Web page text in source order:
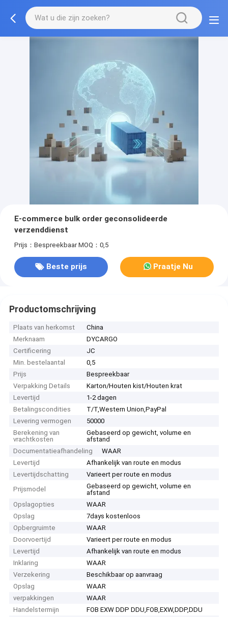
E-commerce bulk order geconsolideerde
verzenddienst
Prijs：Bespreekbaar MOQ：0,5
Beste prijs Praatje Nu
Productomschrijving
Plaats van herkomst
China
Merknaam
DYCARGO
Certificering
JC
Min. bestelaantal
0,5
Prijs
Bespreekbaar
Verpakking Details
Karton/Houten kist/Houten krat
Levertijd
1-2 dagen
Betalingscondities
T/T,Western Union,PayPal
Levering vermogen
50000
Berekening van
vrachtkosten
Gebaseerd op gewicht, volume en
afstand
Documentatieafhandeling
WAAR
Levertijd
Afhankelijk van route en modus
Levertijdschatting
Varieert per route en modus
Prijsmodel
Gebaseerd op gewicht, volume en
afstand
Opslagopties
WAAR
Opslag
7days kostenloos
Opbergruimte
WAAR
Doorvoertijd
Varieert per route en modus
Levertijd
Afhankelijk van route en modus
Inklaring
WAAR
Verzekering
Beschikbaar op aanvraag
Opslag
WAAR
verpakkingen
WAAR
Handelstermijn
FOB EXW DDP DDU,FOB,EXW,DDP,DDU